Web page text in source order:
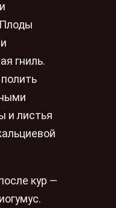
гниль.
и листья
кур —